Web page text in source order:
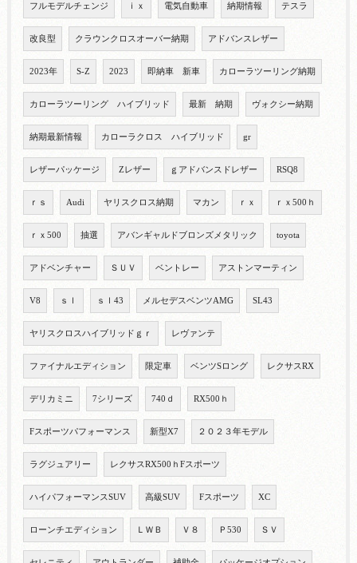
フルモデルチェンジ ｉｘ 電気自動車 納期情報 テスラ
改良型 クラウンクロスオーバー納期 アドバンスレザー
2023年 S-Z 2023 即納車 新車 カローラツーリング納期
カローラツーリング ハイブリッド 最新 納期 ヴォクシー納期
納期最新情報 カローラクロス ハイブリッド gr
レザーパッケージ Zレザー ｇアドバンスドレザー RSQ8
ｒｓ Audi ヤリスクロス納期 マカン ｒｘ ｒｘ500ｈ
ｒｘ500 抽選 アバンギャルドブロンズメタリック toyota
アドベンチャー ＳＵＶ ベントレー アストンマーティン
V8 ｓｌ ｓｌ43 メルセデスベンツAMG SL43
ヤリスクロスハイブリッドｇｒ レヴァンテ
ファイナルエディション 限定車 ベンツSロング レクサスRX
デリカミニ 7シリーズ 740ｄ RX500ｈ
Fスポーツパフォーマンス 新型X7 ２０２３年モデル
ラグジュアリー レクサスRX500ｈFスポーツ
ハイパフォーマンスSUV 高級SUV Fスポーツ XC
ローンチエディション ＬＷＢ Ｖ８ Ｐ530 ＳＶ